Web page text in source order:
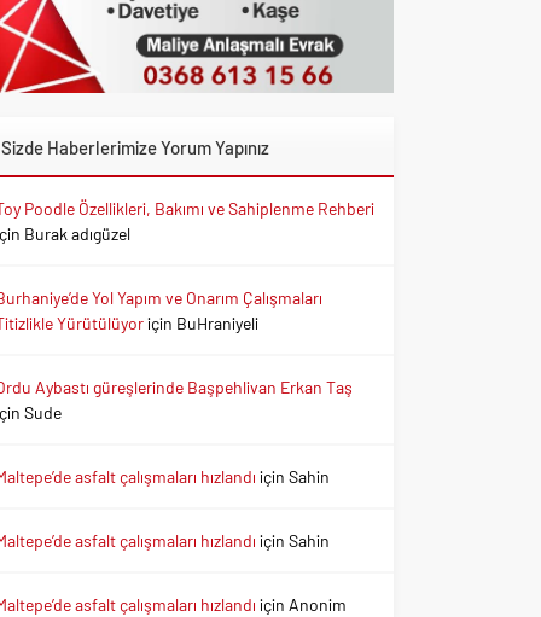
Sizde Haberlerimize Yorum Yapınız
Poodle Özellikleri, Bakımı ve Sahiplenme Rehberi
Burak adıgüzel
Yol Yapım ve Onarım Çalışmaları
Yürütülüyoriçin BuHraniyeli
Aybastı güreşlerinde Başpehlivan Erkan Taş
Sude
asfalt çalışmaları hızlandı içinSahin
asfalt çalışmaları hızlandı içinSahin
asfalt çalışmaları hızlandı için Anonim